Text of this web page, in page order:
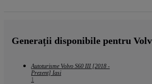
Generații disponibile pentru
Autoturisme Volvo S60 III [2018 -
Prezent] Iasi
1